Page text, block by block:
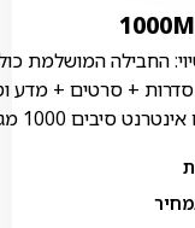
החבילה המושלמת
סדרות + סרטים + מדע